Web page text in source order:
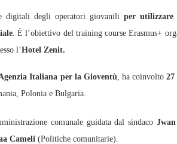
digitali degli operatori giovanili per
. È l’obiettivo del training course Erasmus+
l’Hotel Zenit.
Italiana per la Gioventù, ha coinvolto
Polonia e Bulgaria.
comunale guidata dal sindaco
Cameli (Politiche comunitarie).